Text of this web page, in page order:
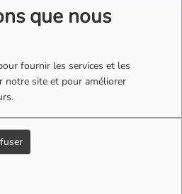
que nous
fournir les services et les
notre site et pour améliorer
M'S